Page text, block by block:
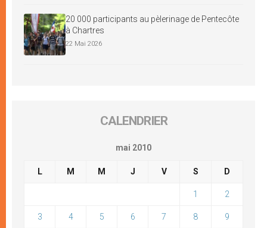
20 000 participants au pèlerinage de Pentecôte
à Chartres
22 Mai 2026
CALENDRIER
mai 2010
L M M J V S D
1 2
3 4 5 6 7 8 9